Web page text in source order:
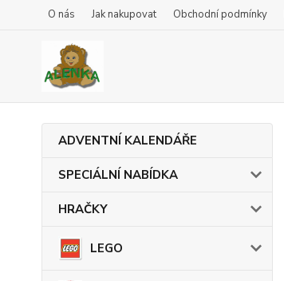
O nás Jak nakupovat Obchodní podmínky
ADVENTNÍ KALENDÁŘE
SPECIÁLNÍ NABÍDKA
HRAČKY
LEGO